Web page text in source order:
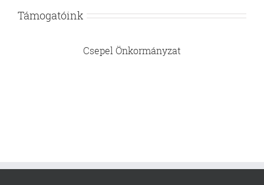
Támogatóink
Csepel Önkormányzat